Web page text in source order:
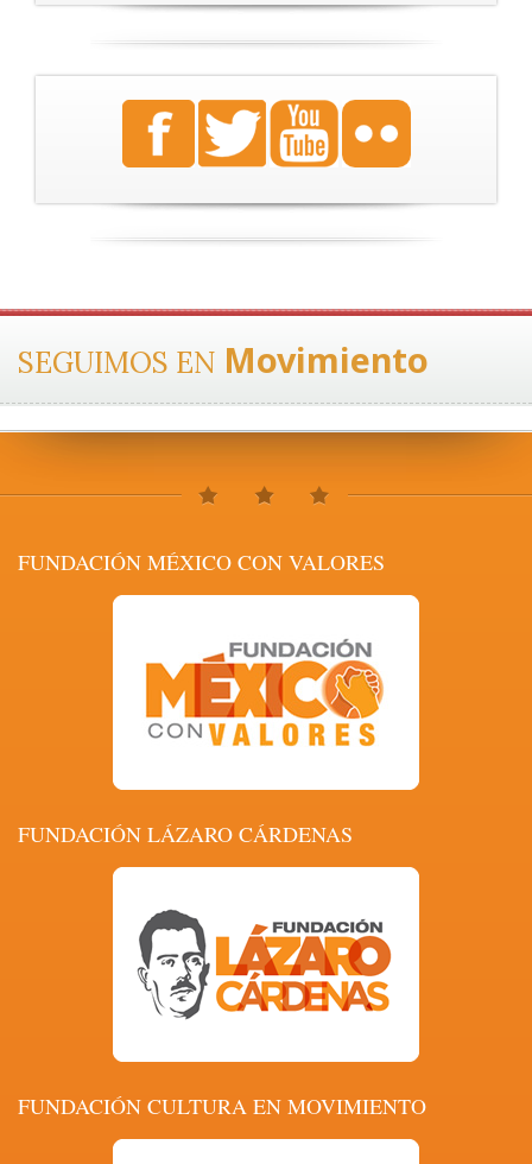
SEGUIMOS EN Movimiento
FUNDACIÓN MÉXICO CON VALORES
FUNDACIÓN LÁZARO CÁRDENAS
FUNDACIÓN CULTURA EN MOVIMIENTO